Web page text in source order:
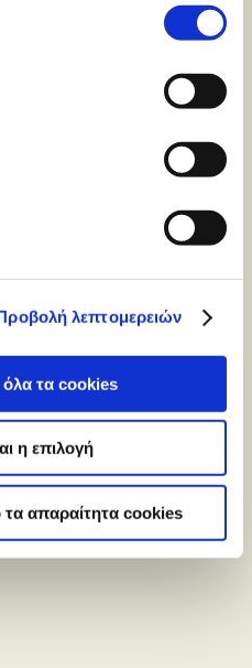
λεπτομερειών
όλα τα cookies
η επιλογή
απαραίτητα cookies